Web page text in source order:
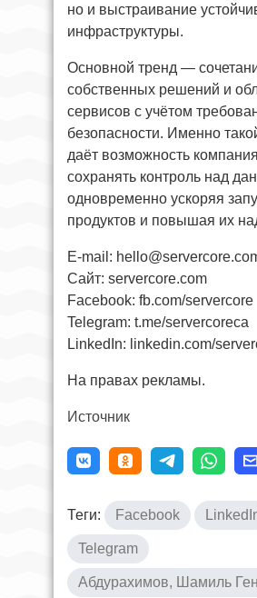
но и выстраивание
инфраструктуры.
Основной тренд —
собственных решений и
сервисов с учётом
безопасности. Именно
даёт возможность
сохранять контроль над
одновременно ускоряя
продуктов и повышая их
E-mail:
Сайт: servercore.com
Facebook: fb.com/servercore
Telegram: t.me/servercoreca
LinkedIn: linkedin.com/
На правах рекламы.
Источник
Теги: Facebook
Telegram
Абдурахимов, Шамиль